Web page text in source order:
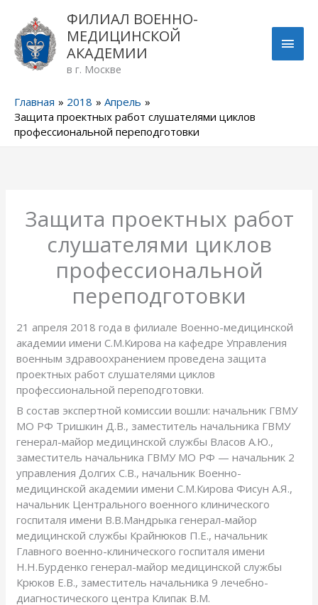
содержимому
ФИЛИАЛ ВОЕННО-
МЕДИЦИНСКОЙ
АКАДЕМИИ
в г. Москве
Главная 2018
Апрель
Защита проектных работ слушателями циклов
профессиональной переподготовки
Защита проектных работ
слушателями циклов
профессиональной
переподготовки
21 апреля 2018 года в филиале Военно-медицинской
академии имени С.М.Кирова на кафедре Управления
военным здравоохранением проведена защита
проектных работ слушателями циклов
профессиональной переподготовки.
В состав экспертной комиссии вошли: начальник ГВМУ
МО РФ Тришкин Д.В., заместитель начальника ГВМУ
генерал-майор медицинской службы Власов А.Ю.,
заместитель начальника ГВМУ МО РФ — начальник 2
управления Долгих С.В., начальник Военно-
медицинской академии имени С.М.Кирова Фисун А.Я.,
начальник Центрального военного клинического
госпиталя имени В.В.Мандрыка генерал-майор
медицинской службы Крайнюков П.Е., начальник
Главного военно-клинического госпиталя имени
Н.Н.Бурденко генерал-майор медицинской службы
Крюков Е.В., заместитель начальника 9 лечебно-
диагностического центра Клипак В.М.